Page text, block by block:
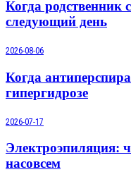
Когда родственник
следующий день
2026-08-06
Когда
гипергидрозе
2026-07-17
Электроэпиляция:
насовсем